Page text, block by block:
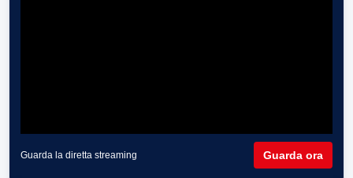
Guarda la diretta streaming Guarda ora